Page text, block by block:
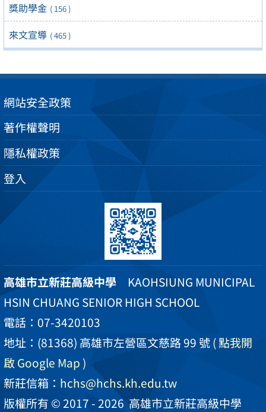
獎助學金 ( 156 )
來文宣導 ( 465 )
網站安全政策
著作權聲明
隱私權政策
登入
高雄市立新莊高級中學 KAOHSIUNG MUNICIPAL
HSIN CHUANG SENIOR HIGH SCHOOL
電話：07-3420103
地址：(81368) 高雄市左營區文慈路 99 號( 點我開
啟 Google Map )
新莊信箱： hchs@hchs.kh.edu.tw
版權所有 © 2017 - 2026高雄市立新莊高級中學